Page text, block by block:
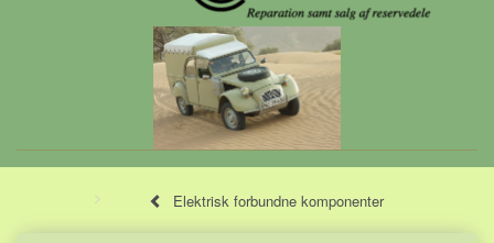
Elektrisk forbundne komponenter